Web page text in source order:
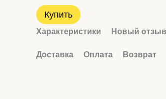
Купить
Характеристики Новый
Доставка Оплата Возврат